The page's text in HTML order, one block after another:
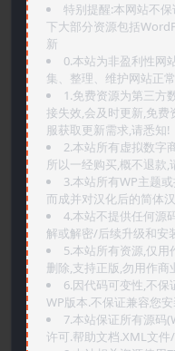
特别提醒:本网站不
下大部分资源包括
新
0.本站为非盈利性网
集、整理、维护网站正
1.免费资源为第三方
接失效,会及时更新,免
服获取更新需求,请悉知!
2.本站所有虚拟数字
所以一经购买,概不退款,
3.本站所有WP主题
而成并对汉化后的简体
4.本站不提供任何源
解或解密/后续升级和安
5.本站所有资源,仅
删除,支持正版,勿用作商
6.因代码可变性,不
WP版本.不保证兼容您
7.本站保证所有源码
许可.帮助文档.XML文